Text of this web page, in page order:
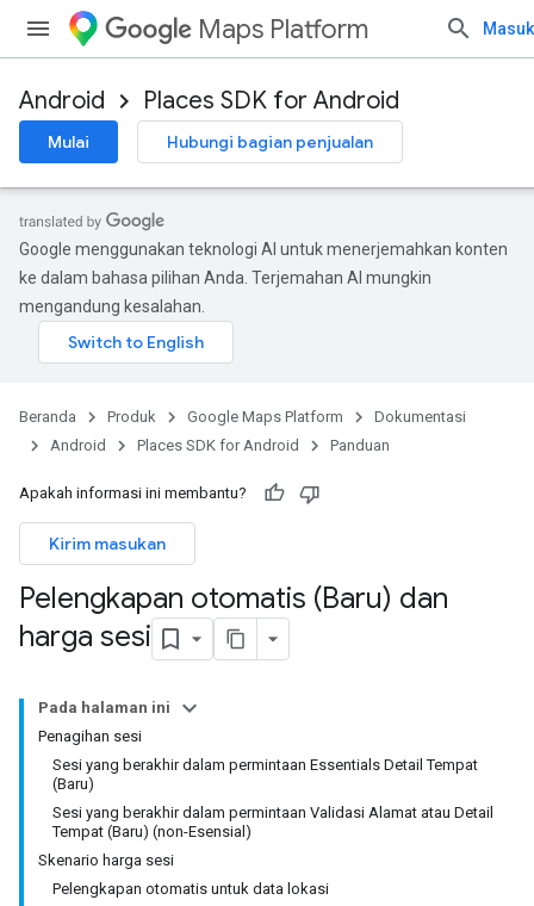
Maps Platform Masuk
Android Places SDK for Android
Mulai Hubungi bagian penjualan
Google menggunakan teknologi AI untuk menerjemahkan konten
ke dalam bahasa pilihan Anda. Terjemahan AI mungkin
mengandung kesalahan.
Beranda Produk Google Maps Platform
Dokumentasi
Android
Places SDK for Android Panduan
Apakah informasi ini membantu?
Kirim masukan
Pelengkapan otomatis (Baru) dan
harga sesi
Pada halaman ini
Penagihan sesi
Sesi yang berakhir dalam permintaan Essentials Detail Tempat
(Baru)
Sesi yang berakhir dalam permintaan Validasi Alamat atau Detail
Tempat (Baru) (non-Esensial)
Skenario harga sesi
Pelengkapan otomatis untuk data lokasi